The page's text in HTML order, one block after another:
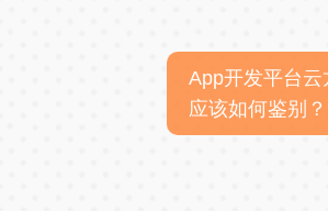
App开发平台云
应该如何鉴别？